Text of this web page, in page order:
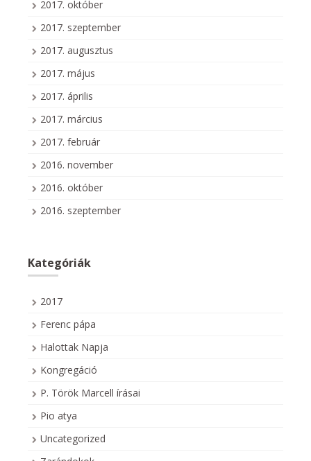
2017. október
2017. szeptember
2017. augusztus
2017. május
2017. április
2017. március
2017. február
2016. november
2016. október
2016. szeptember
Kategóriák
2017
Ferenc pápa
Halottak Napja
Kongregáció
P. Török Marcell írásai
Pio atya
Uncategorized